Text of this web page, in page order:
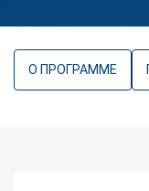
О ПРОГРАММЕ